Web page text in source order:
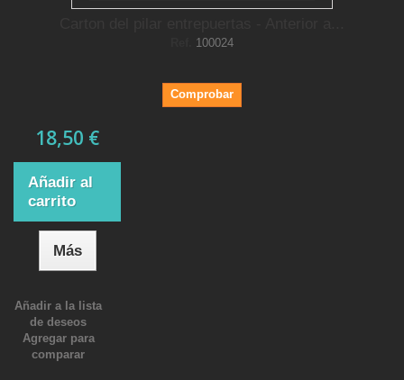
100024
Comprobar
18,50 €
Añadir al
carrito
Más
Añadir a la lista
de deseos
Agregar para
comparar